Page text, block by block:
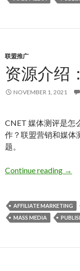
联盟推广
资源介绍
NOVEMBER 1, 2021
CNET 媒体测评是怎
作？联盟营销和媒体
题。
Continue reading 资
→
AFFILIATE MARKETING
MASS MEDIA